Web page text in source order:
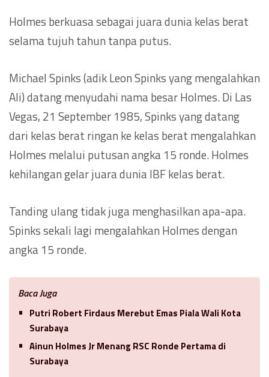
Holmes berkuasa sebagai juara dunia kelas berat
selama tujuh tahun tanpa putus.
Michael Spinks (adik Leon Spinks yang mengalahkan
Ali) datang menyudahi nama besar Holmes. Di Las
Vegas, 21 September 1985, Spinks yang datang
dari kelas berat ringan ke kelas berat mengalahkan
Holmes melalui putusan angka 15 ronde. Holmes
kehilangan gelar juara dunia IBF kelas berat.
Tanding ulang tidak juga menghasilkan apa-apa.
Spinks sekali lagi mengalahkan Holmes dengan
angka 15 ronde.
Baca Juga
Putri Robert Firdaus Merebut Emas Piala Wali Kota
Surabaya
Ainun Holmes Jr Menang RSC Ronde Pertama di
Surabaya